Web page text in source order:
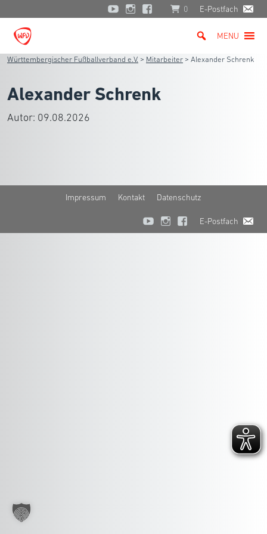
0 E-Postfach
MENU
Württembergischer Fußballverband e.V. > Mitarbeiter > Alexander Schrenk
Alexander Schrenk
Autor: 09.08.2026
Impressum Kontakt Datenschutz
E-Postfach